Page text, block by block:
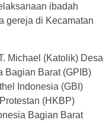
ibadah
gereja di Kecamatan
Michael (Katolik) Desa
Bagian Barat (GPIB)
Indonesia (GBI)
(HKBP)
Bagian Barat